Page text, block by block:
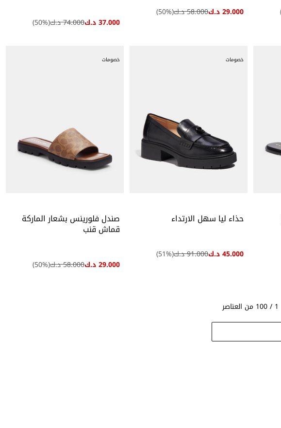
29.000 د.ك 58.000 د.ك (
50%)
37.000 د.ك 74.000 د.ك (
50%)
خصومات
حذاء ليا سهل الارتداء
45.000 د.ك 91.000 د.ك (
51%)
خصومات
صندل فلورينس بشعار الماركة
قماش قنب
29.000 د.ك 58.000 د.ك (
50%)
1 / 100 من العناصر